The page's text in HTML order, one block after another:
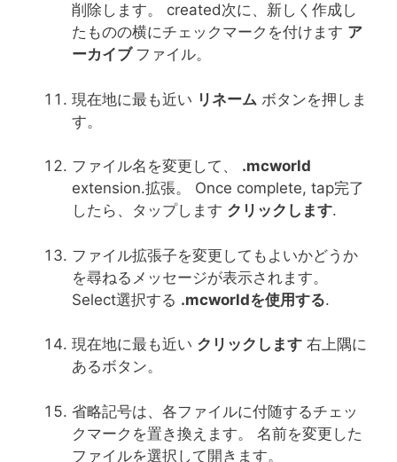
削除します。 created次に、新しく作成し
たものの横にチェックマークを付けます ア
ーカイブ ファイル。
現在地に最も近い リネーム ボタンを押しま
す。
ファイル名を変更して、 .mcworld
extension.拡張。 Once complete, tap完了
したら、タップします クリックします.
ファイル拡張子を変更してもよいかどうか
を尋ねるメッセージが表示されます。
Select選択する .mcworldを使用する.
現在地に最も近い クリックします 右上隅に
あるボタン。
省略記号は、各ファイルに付随するチェッ
クマークを置き換えます。 名前を変更した
ファイルを選択して開きます。